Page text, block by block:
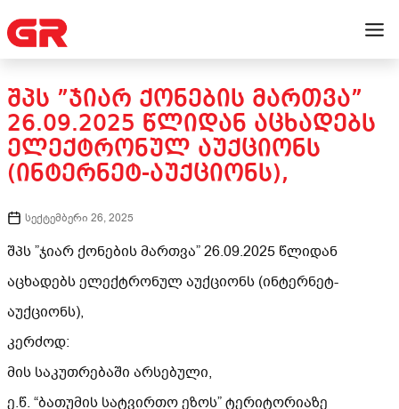
ᲨᲞᲡ ”ᲯᲘᲐᲠ ᲥᲝᲜᲔᲑᲘᲡ ᲛᲐᲠᲗᲕᲐ”
26.09.2025 ᲬᲚᲘᲓᲐᲜ ᲐᲪᲮᲐᲓᲔᲑᲡ
ᲔᲚᲔᲥᲢᲠᲝᲜᲣᲚ ᲐᲣᲥᲪᲘᲝᲜᲡ
(ᲘᲜᲢᲔᲠᲜᲔᲢ-ᲐᲣᲥᲪᲘᲝᲜᲡ),
სექტემბერი 26, 2025
შპს ”ჯიარ ქონების მართვა” 26.09.2025 წლიდან
აცხადებს ელექტრონულ აუქციონს (ინტერნეტ-
აუქციონს),
კერძოდ:
მის საკუთრებაში არსებული,
ე.წ. “ბათუმის სატვირთო ეზოს” ტერიტორიაზე